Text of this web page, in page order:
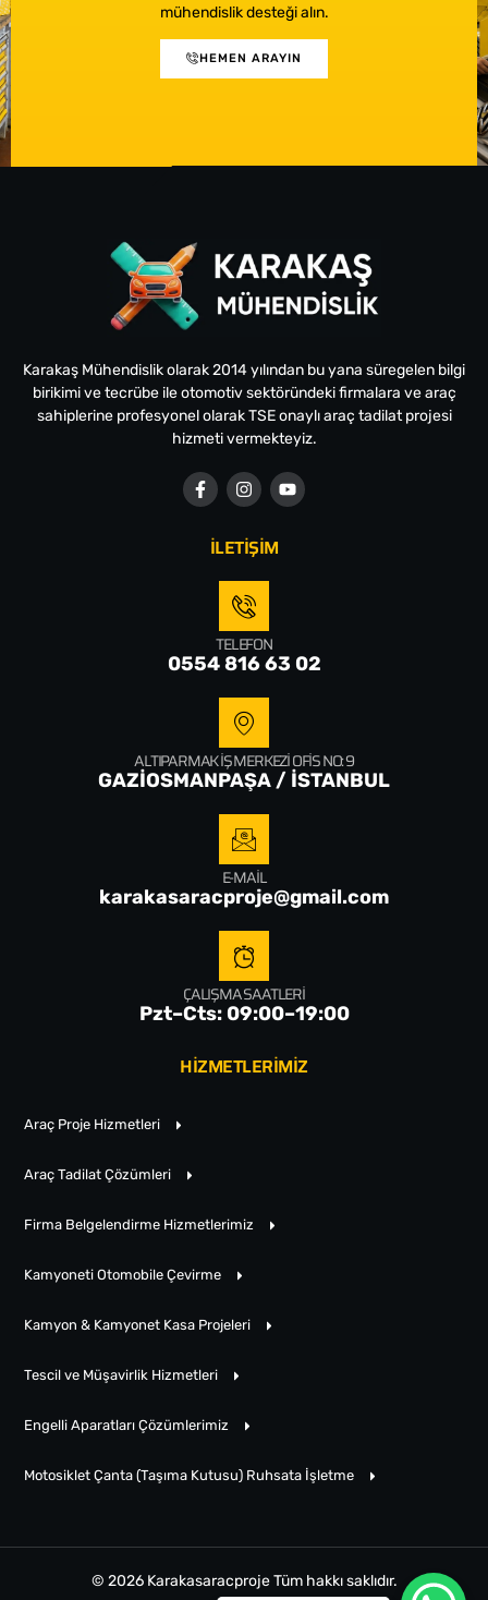
mühendislik desteği alın.
HEMEN ARAYIN
Karakaş Mühendislik olarak 2014 yılından bu yana süregelen bilgi
birikimi ve tecrübe ile otomotiv sektöründeki firmalara ve araç
sahiplerine profesyonel olarak TSE onaylı araç tadilat projesi
hizmeti vermekteyiz.
İLETİŞİM
TELEFON
0554 816 63 02
ALTIPARMAK İŞ MERKEZI OFIS NO: 9
GAZİOSMANPAŞA / İSTANBUL
E-MAIL
karakasaracproje@gmail.com
ÇALIŞMA SAATLERI
Pzt–Cts: 09:00–19:00
HİZMETLERİMİZ
Araç Proje Hizmetleri
Araç Tadilat Çözümleri
Firma Belgelendirme Hizmetlerimiz
Kamyoneti Otomobile Çevirme
Kamyon & Kamyonet Kasa Projeleri
Tescil ve Müşavirlik Hizmetleri
Engelli Aparatları Çözümlerimiz
Motosiklet Çanta (Taşıma Kutusu) Ruhsata İşletme
© 2026 Karakasaracproje Tüm hakkı saklıdır.